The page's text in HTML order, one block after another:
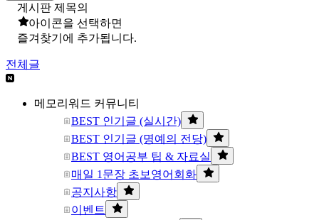
게시판 제목의
아이콘을 선택하면
즐겨찾기에 추가됩니다.
전체글
메모리워드 커뮤니티
BEST 인기글 (실시간)
BEST 인기글 (명예의 전당)
BEST 영어공부 팁 & 자료실
매일 1문장 초보영어회화
공지사항
이벤트